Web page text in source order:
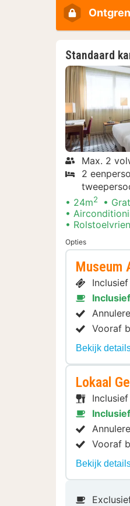
Standaard
Max. 2
2
24m2
Opties
Museum
Vooraf
Bekijk
Lokaal
Vooraf
Bekijk